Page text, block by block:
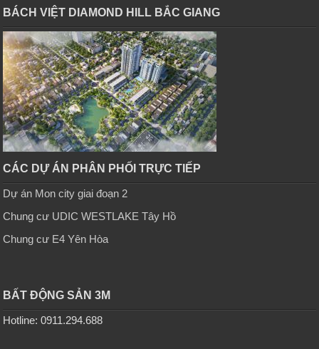
BÁCH VIỆT DIAMOND HILL BẮC GIANG
CÁC DỰ ÁN PHÂN PHỐI TRỰC TIẾP
Dự án Mon city giai đoạn 2
Chung cư UDIC WESTLAKE Tây Hồ
Chung cư E4 Yên Hòa
BẤT ĐỘNG SẢN 3M
Hotline: 0911.294.688